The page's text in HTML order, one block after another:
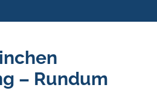
– Rundum